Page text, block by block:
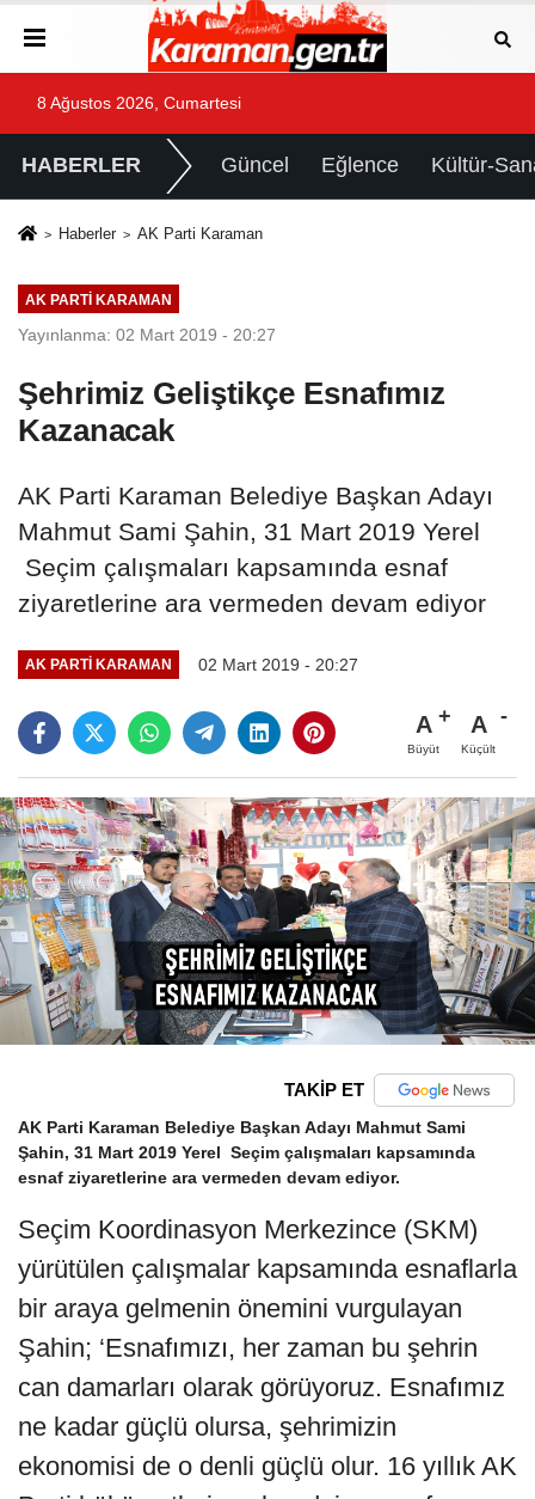
8 Ağustos 2026, Cumartesi
HABERLER Güncel Eğlence Kültür-
Haberler AK Parti Karaman
AK PARTI KARAMAN
Yayınlanma: 02 Mart 2019 - 20:27
Şehrimiz Geliştikçe Esnafımız
Kazanacak
AK Parti Karaman Belediye Başkan Adayı
Mahmut Sami Şahin, 31 Mart 2019 Yerel
Seçim çalışmaları kapsamında esnaf
ziyaretlerine ara vermeden devam ediyor
AK PARTI KARAMAN 02 Mart 2019 - 20:27
A
Büyüt
A
Küçült
TAKİP ET
AK Parti Karaman Belediye Başkan Adayı Mahmut Sami
Şahin, 31 Mart 2019 Yerel Seçim çalışmaları kapsamında
esnaf ziyaretlerine ara vermeden devam ediyor.
Seçim Koordinasyon Merkezince (SKM)
yürütülen çalışmalar kapsamında esnaflarla
bir araya gelmenin önemini vurgulayan
Şahin; ‘Esnafımızı, her zaman bu şehrin
can damarları olarak görüyoruz. Esnafımız
ne kadar güçlü olursa, şehrimizin
ekonomisi de o denli güçlü olur. 16 yıllık AK